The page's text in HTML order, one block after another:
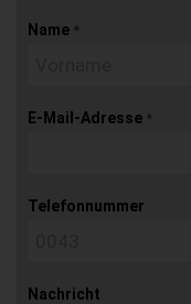
Name *
E-Mail-Adresse *
Telefonnummer
Nachricht